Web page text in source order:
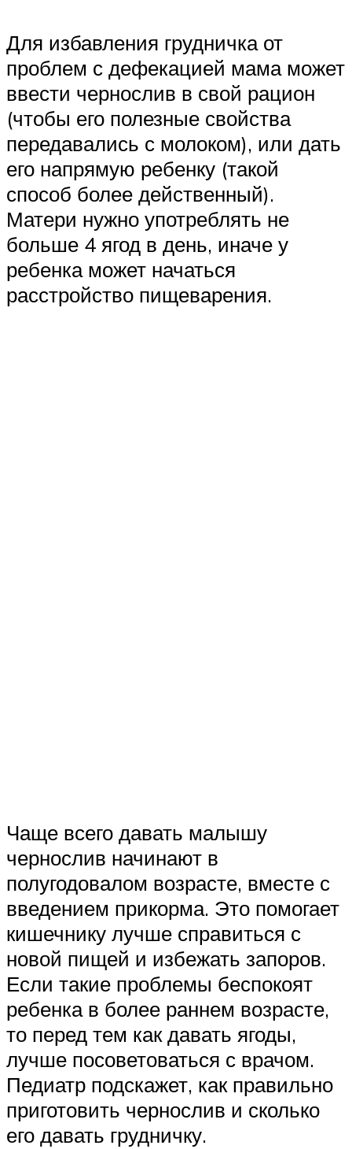
Для избавления грудничка от
проблем с дефекацией мама может
ввести чернослив в свой рацион
(чтобы его полезные свойства
передавались с молоком), или дать
его напрямую ребенку (такой
способ более действенный).
Матери нужно употреблять не
больше 4 ягод в день, иначе у
ребенка может начаться
расстройство пищеварения.
Чаще всего давать малышу
чернослив начинают в
полугодовалом возрасте, вместе с
введением прикорма. Это помогает
кишечнику лучше справиться с
новой пищей и избежать запоров.
Если такие проблемы беспокоят
ребенка в более раннем возрасте,
то перед тем как давать ягоды,
лучше посоветоваться с врачом.
Педиатр подскажет, как правильно
приготовить чернослив и сколько
его давать грудничку.